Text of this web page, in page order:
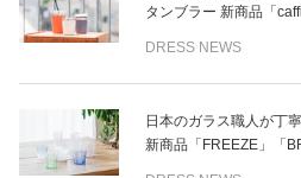
タンブラー 新商品「
DRESS NEWS
日本のガラス職人が丁
新商品「FREEZE」「